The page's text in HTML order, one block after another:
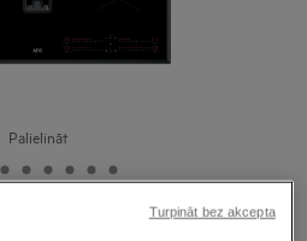
Palielināt
Turpināt bez akcepta